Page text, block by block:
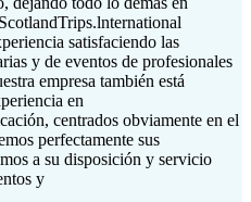
satisfaciendo las
y de eventos de profesionales
empresa también está
en
centrados obviamente en el
perfectamente sus
a su disposición y servicio
y